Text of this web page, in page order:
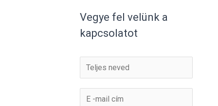
Vegye fel velünk a
kapcsolatot
é